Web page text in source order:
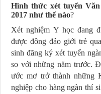
Hình thức xét tuyển
2017 như thế nào?
Xét nghiệm Y học đang
được đông đảo giới trẻ
sinh đăng ký xét tuyển
so với những năm trước.
ước mơ trở thành những
nghiệp cho hàng ngàn thí